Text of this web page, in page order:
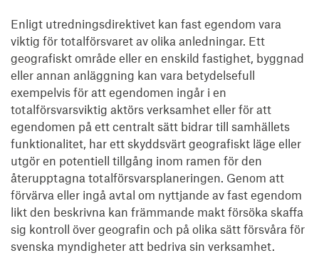
Enligt utredningsdirektivet kan fast egendom vara
viktig för totalförsvaret av olika anledningar. Ett
geografiskt område eller en enskild fastighet, byggnad
eller annan anläggning kan vara betydelsefull
exempelvis för att egendomen ingår i en
totalförsvarsviktig aktörs verksamhet eller för att
egendomen på ett centralt sätt bidrar till samhällets
funktionalitet, har ett skyddsvärt geografiskt läge eller
utgör en potentiell tillgång inom ramen för den
återupptagna totalförsvarsplaneringen. Genom att
förvärva eller ingå avtal om nyttjande av fast egendom
likt den beskrivna kan främmande makt försöka skaffa
sig kontroll över geografin och på olika sätt försvåra för
svenska myndigheter att bedriva sin verksamhet.